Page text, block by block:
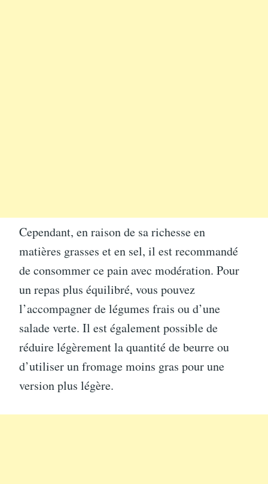
Cependant, en raison de sa richesse en
matières grasses et en sel, il est recommandé
de consommer ce pain avec modération. Pour
un repas plus équilibré, vous pouvez
l’accompagner de légumes frais ou d’une
salade verte. Il est également possible de
réduire légèrement la quantité de beurre ou
d’utiliser un fromage moins gras pour une
version plus légère.